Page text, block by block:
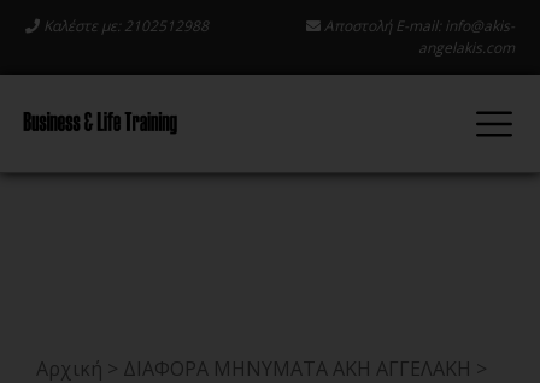
Καλέστε με: 2102512988 Αποστολή E-mail: info@akis-
angelakis.com
Αρχική > ΔΙΑΦΟΡΑ ΜΗΝΥΜΑΤΑ ΑΚΗ ΑΓΓΕΛΑΚΗ >